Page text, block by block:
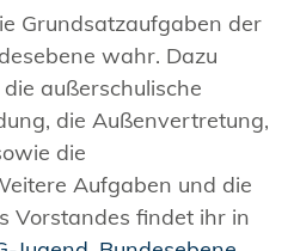
Grundsatzaufgaben der
wahr. Dazu
außerschulische
die Außenvertretung,
die
Aufgaben und die
Vorstandes findet ihr in